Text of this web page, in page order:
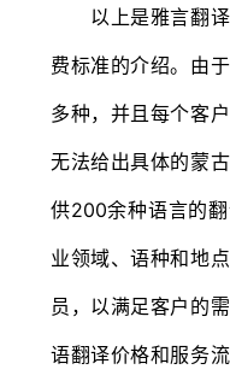
以上是雅言翻译
费标准的介绍。由
多种，并且每个客
无法给出具体的蒙
供200余种语言的
业领域、语种和地
员，以满足客户的
语翻译价格和服务